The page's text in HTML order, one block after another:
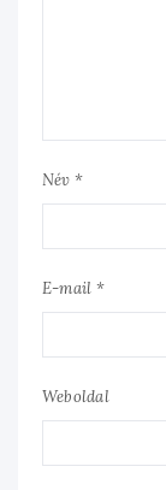
Név *
E-mail *
Weboldal